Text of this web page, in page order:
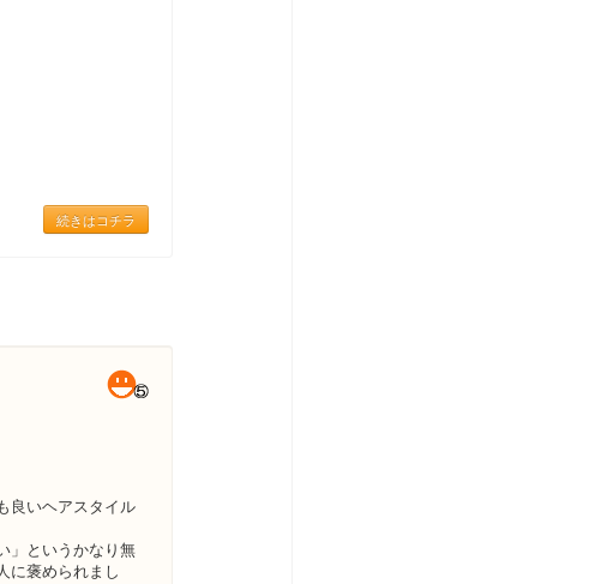
続きはコチラ
良いヘアスタイル
」というかなり無
に褒められまし